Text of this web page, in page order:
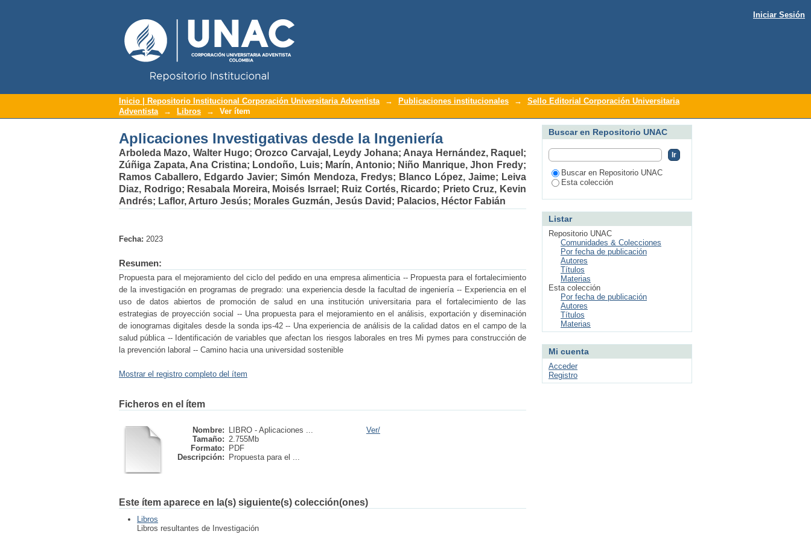
Aplicaciones Investigativas desde la Ingeniería
Iniciar Sesión
Inicio | Repositorio Institucional Corporación Universitaria Adventista → Publicaciones institucionales →
Sello Editorial Corporación Universitaria
Adventista
→ Libros → Ver ítem
Aplicaciones Investigativas desde la Ingeniería
Arboleda Mazo, Walter Hugo;Orozco Carvajal, Leydy Johana; Anaya Hernández, Raquel ;
Zúñiga Zapata, Ana Cristina; Londoño, Luis; Marín, Antonio; Niño Manrique, Jhon Fredy;
Ramos Caballero, Edgardo Javier;Simón Mendoza, Fredys; Blanco López, Jaime; Leiva
Diaz, Rodrigo; Resabala Moreira, Moisés Isrrael ; Ruiz Cortés, Ricardo; Prieto Cruz, Kevin
Andrés; Laflor, Arturo Jesús; Morales Guzmán, Jesús David ; Palacios, Héctor Fabián
Fecha: 2023
Resumen:
Propuesta para el mejoramiento del ciclo del pedido en una empresa alimenticia -- Propuesta para el fortalecimiento
de la investigación en programas de pregrado: una experiencia desde la facultad de ingeniería -- Experiencia en el
uso de datos abiertos de promoción de salud en una institución universitaria para el fortalecimiento de las
estrategias de proyección social -- Una propuesta para el mejoramiento en el análisis, exportación y diseminación
de ionogramas digitales desde la sonda ips-42 -- Una experiencia de análisis de la calidad datos en el campo de la
salud pública -- Identificación de variables que afectan los riesgos laborales en tres Mi pymes para construcción de
la prevención laboral -- Camino hacia una universidad sostenible
Mostrar el registro completo del ítem
Ficheros en el ítem
Nombre:
LIBRO - Aplicaciones ...
Tamaño: 2.755Mb
Formato:
PDF
Descripción:
Propuesta para el ...
Ver/
Este ítem aparece en la(s) siguiente(s) colección(ones)
Libros
Libros resultantes de Investigación
Buscar en Repositorio UNAC
Buscar en Repositorio UNAC
Esta colección
Listar
Repositorio UNAC
Comunidades & Colecciones
Por fecha de publicación
Autores
Títulos
Materias
Esta colección
Por fecha de publicación
Autores
Títulos
Materias
Mi cuenta
Acceder
Registro